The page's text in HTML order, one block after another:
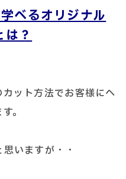
べるオリジナル
は？
ット方法でお客様にヘ
。
いますが・・